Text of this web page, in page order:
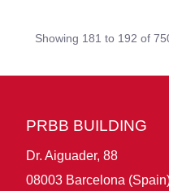
Showing 181 to 192 of
PRBB BUILDING
Dr. Aiguader, 88
08003 Barcelona